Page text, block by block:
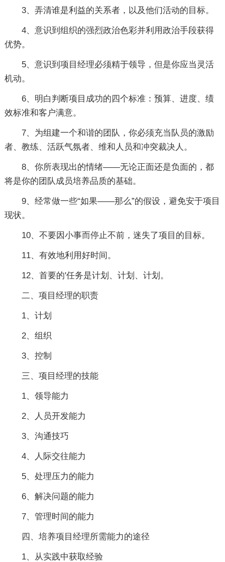
3、弄清谁是利益的关系者，以及他们活动的目标。
4、意识到组织的强烈政治色彩并利用政治手段获得
优势。
5、意识到项目经理必须精于领导，但是你应当灵活
机动。
6、明白判断项目成功的四个标准：预算、进度、绩
效标准和客户满意。
7、为组建一个和谐的团队，你必须充当队员的激励
者、教练、活跃气氛者、维和人员和冲突裁决人。
8、你所表现出的情绪——无论正面还是负面的，都
将是你的团队成员培养品质的基础。
9、经常做一些“如果——那么”的假设，避免安于项目
现状。
10、不要因小事而停止不前，迷失了项目的目标。
11、有效地利用好时间。
12、首要的'任务是计划、计划、计划。
二、项目经理的职责
1、计划
2、组织
3、控制
三、项目经理的技能
1、领导能力
2、人员开发能力
3、沟通技巧
4、人际交往能力
5、处理压力的能力
6、解决问题的能力
7、管理时间的能力
四、培养项目经理所需能力的途径
1、从实践中获取经验